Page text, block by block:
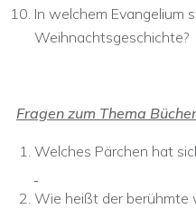
In welchem Evangelium
Weihnachtsgeschichte?
Fragen zum Thema
Welches Pärchen hat
Wie heißt der berühmte